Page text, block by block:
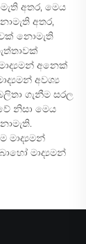
අතර, මෙය
අතර,
නොමැති
අනෙක්
අවශ්‍ය
ගැනීම සරල
නිසා මෙය
මාද්‍යමන්
මාද්‍යමන්